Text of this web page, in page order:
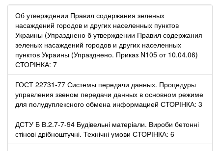
Об утверждении Правил содержания зеленых
насаждений городов и других населенных пунктов
Украины (Упразднено б утверждении Правил содержания
зеленых насаждений городов и других населенных
пунктов Украины (Упразднено. Приказ N105 от 10.04.06)
СТОРІНКА: 7
ГОСТ 22731-77 Системы передачи данных. Процедуры
управления звеном передачи данных в основном режиме
для полудуплексного обмена информацией СТОРІНКА: 3
ДСТУ Б В.2.7-7-94 Будівельні матеріали. Вироби бетонні
стінові дрібноштучні. Технічні умови СТОРІНКА: 6